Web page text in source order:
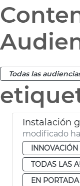
Todas las
modificado
INNOVACIÓN
TODAS LAS
EN PORTADA